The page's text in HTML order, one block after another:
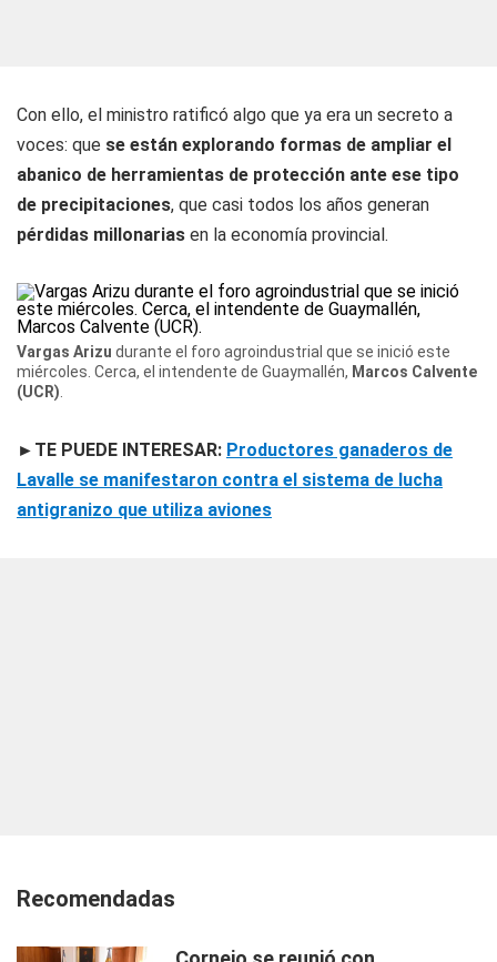
Con ello, el ministro ratificó algo que ya era un secreto a
voces: que se están explorando formas de ampliar el
abanico de herramientas de protección ante ese tipo
de precipitaciones, que casi todos los años generan
pérdidas millonarias en la economía provincial.
Vargas Arizu durante el foro agroindustrial que se inició este
miércoles. Cerca, el intendente de Guaymallén, Marcos Calvente
(UCR)
►TE PUEDE INTERESAR: Productores ganaderos de
Lavalle se manifestaron contra el sistema de lucha
antigranizo que utiliza aviones
Recomendadas